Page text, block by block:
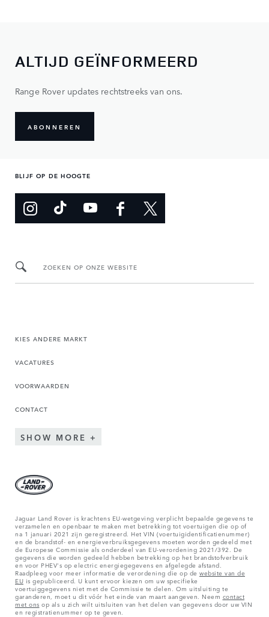
ALTIJD GEÏNFORMEERD
Range Rover updates rechtstreeks van ons.
ABONNEREN
BLIJF OP DE HOOGTE
ZOEKEN OP ONZE WEBSITE
KIES ANDERE MARKT
VACATURES
VOORWAARDEN
CONTACT
SHOW MORE
Jaguar Land Rover is krachtens EU-wetgeving verplicht bepaalde gegevens te
verzamelen en openbaar te maken met betrekking tot voertuigen die op of
na 1 januari 2021 zijn geregistreerd. Het VIN (voertuigidentificatienummer)
en de brandstof- en energieverbruiksgegevens moeten worden gedeeld met
de Europese Commissie als onderdeel van EU-verordening 2021/392. De
gegevens die worden gedeeld hebben betrekking op het brandstofverbruik
en voor PHEV's op electric energiegegevens en afgelegde afstand.
Raadpleeg voor meer informatie de verordening die op de website van de
EU is gepubliceerd. U kunt ervoor kiezen om uw specifieke
voertuiggegevens niet met de Commissie te delen. Om uitsluiting te
garanderen, moet u dit vóór het einde van maart aangeven. Neem contact
met ons op als u zich wilt uitsluiten van het delen van gegevens door uw VIN
en registratienummer op te geven.